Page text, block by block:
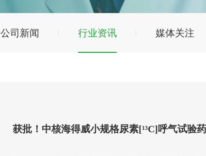
公司新闻 行业资讯 媒体关注
获批！中核海得威小规格尿素[¹³C]呼气试验